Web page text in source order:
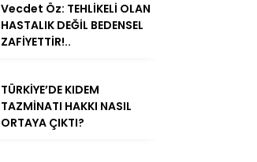
Vecdet Öz: TEHLİKELİ OLAN
HASTALIK DEĞİL BEDENSEL
ZAFİYETTİR!..
TÜRKİYE’DE KIDEM
TAZMİNATI HAKKI NASIL
ORTAYA ÇIKTI?